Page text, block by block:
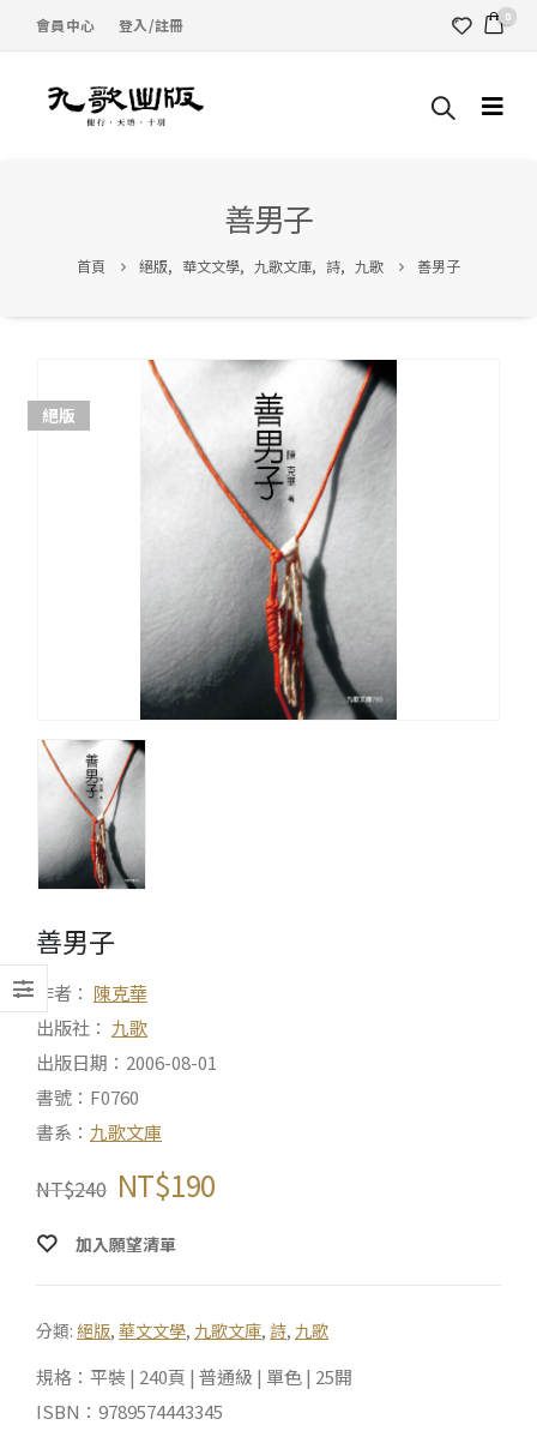
會員中心 登入/註冊 0
善男子
首頁 絕版, 華文文學, 九歌文庫, 詩, 九歌 善男子
絕版
善男子
作者： 陳克華
出版社： 九歌
出版日期：2006-08-01
書號：F0760
書系： 九歌文庫
NT$240 NT$190
加入願望清單
分類: 絕版, 華文文學, 九歌文庫, 詩, 九歌
規格：平裝 | 240頁 | 普通級 | 單色 | 25開
ISBN：9789574443345